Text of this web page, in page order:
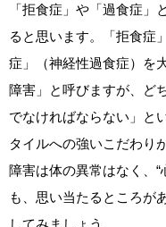
「拒食症」や「過食症
ると思います。「拒食症
症」（神経性過食症）を
障害」と呼びますが、ど
でなければならない」と
タイルへの強いこだわり
障害は体の異常はなく、
も、思い当たるところが
してみましょう。